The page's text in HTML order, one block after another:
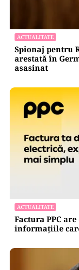
ACTUALITATE
Spionaj pentru
arestată în
asasinat
ACTUALITATE
Factura PPC
informațiile